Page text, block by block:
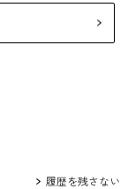
履歴を残さない